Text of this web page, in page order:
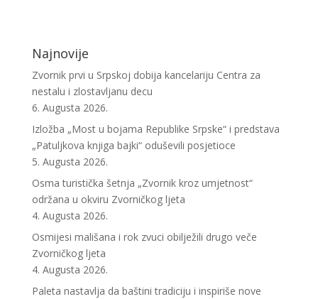
Najnovije
Zvornik prvi u Srpskoj dobija kancelariju Centra za
nestalu i zlostavljanu decu
6. Augusta 2026.
Izložba „Most u bojama Republike Srpske“ i predstava
„Patuljkova knjiga bajki“ oduševili posjetioce
5. Augusta 2026.
Osma turistička šetnja „Zvornik kroz umjetnost“
održana u okviru Zvorničkog ljeta
4. Augusta 2026.
Osmijesi mališana i rok zvuci obilježili drugo veče
Zvorničkog ljeta
4. Augusta 2026.
Paleta nastavlja da baštini tradiciju i inspiriše nove